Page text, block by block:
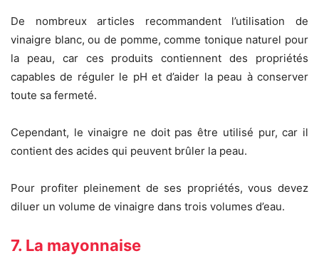
De nombreux articles recommandent l’utilisation de
vinaigre blanc, ou de pomme, comme tonique naturel pour
la peau, car ces produits contiennent des propriétés
capables de réguler le pH et d’aider la peau à conserver
toute sa fermeté.
Cependant, le vinaigre ne doit pas être utilisé pur, car il
contient des acides qui peuvent brûler la peau.
Pour profiter pleinement de ses propriétés, vous devez
diluer un volume de vinaigre dans trois volumes d’eau.
7. La mayonnaise